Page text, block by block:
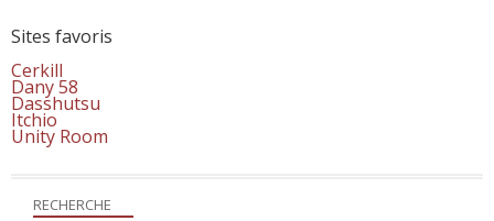
RECHERCHE
Sites favoris
Cerkill
Dany 58
Dasshutsu
Itchio
Unity Room